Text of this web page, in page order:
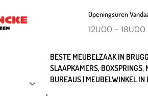
Openingsuren
12U00 - 18U00
BESTE MEUBELZAAK IN
SLAAPKAMERS, BOXSPRINGS,
BUREAUS | MEUBELWINKEL IN